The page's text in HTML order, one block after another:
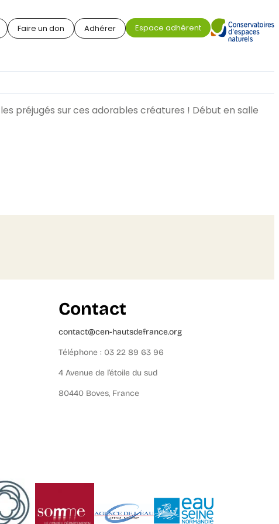
Faire un don Adhérer Espace adhérent
préjugés sur ces adorables créatures ! Début en salle
Contact
contact@cen-hautsdefrance.org
Téléphone : 03 22 89 63 96
4 Avenue de l’étoile du sud
80440 Boves, France